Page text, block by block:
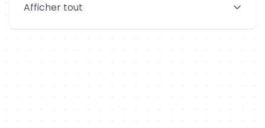
Aix-en-Provence
Afficher tout